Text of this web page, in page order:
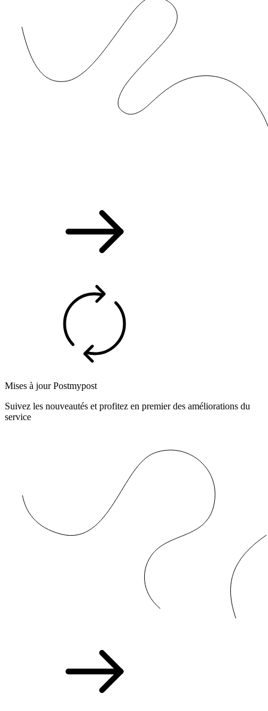
Mises à jour Postmypost
Suivez les nouveautés et profitez en premier des améliorations du
service